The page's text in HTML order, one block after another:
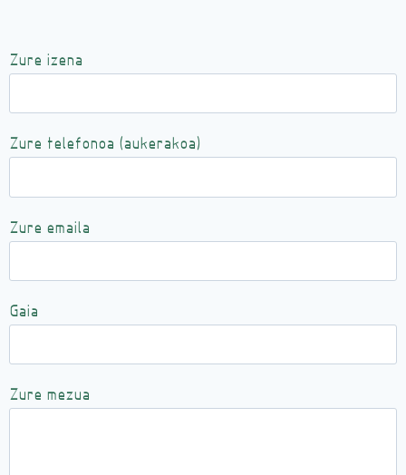
Zure izena
Zure telefonoa (aukerakoa)
Zure emaila
Gaia
Zure mezua